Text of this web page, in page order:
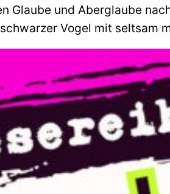
Glaube und Aberglaube
Vogel mit seltsam